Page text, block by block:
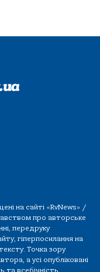
на сайті «RvNews» /
про авторське
передруку
гіперпосилання на
Точка зору
а усі опубліковані
та всебічність